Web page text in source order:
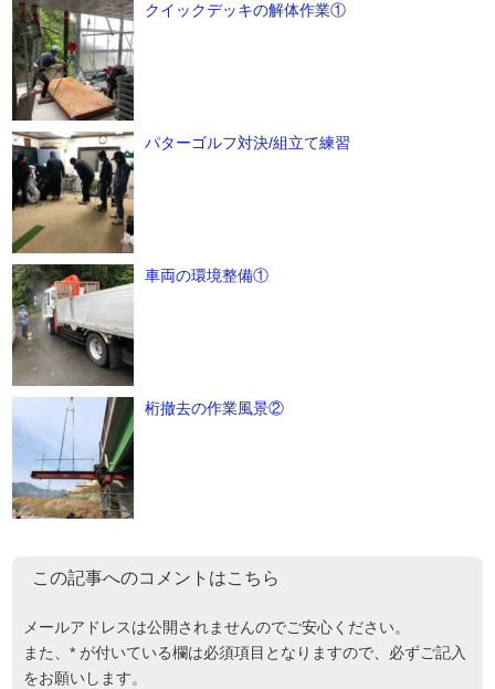
クイックデッキの解体作業①
パターゴルフ対決/組立て練習
車両の環境整備①
桁撤去の作業風景②
この記事へのコメントはこちら
メールアドレスは公開されませんのでご安心ください。
また、* が付いている欄は必須項目となりますので、必ずご記入
をお願いします。